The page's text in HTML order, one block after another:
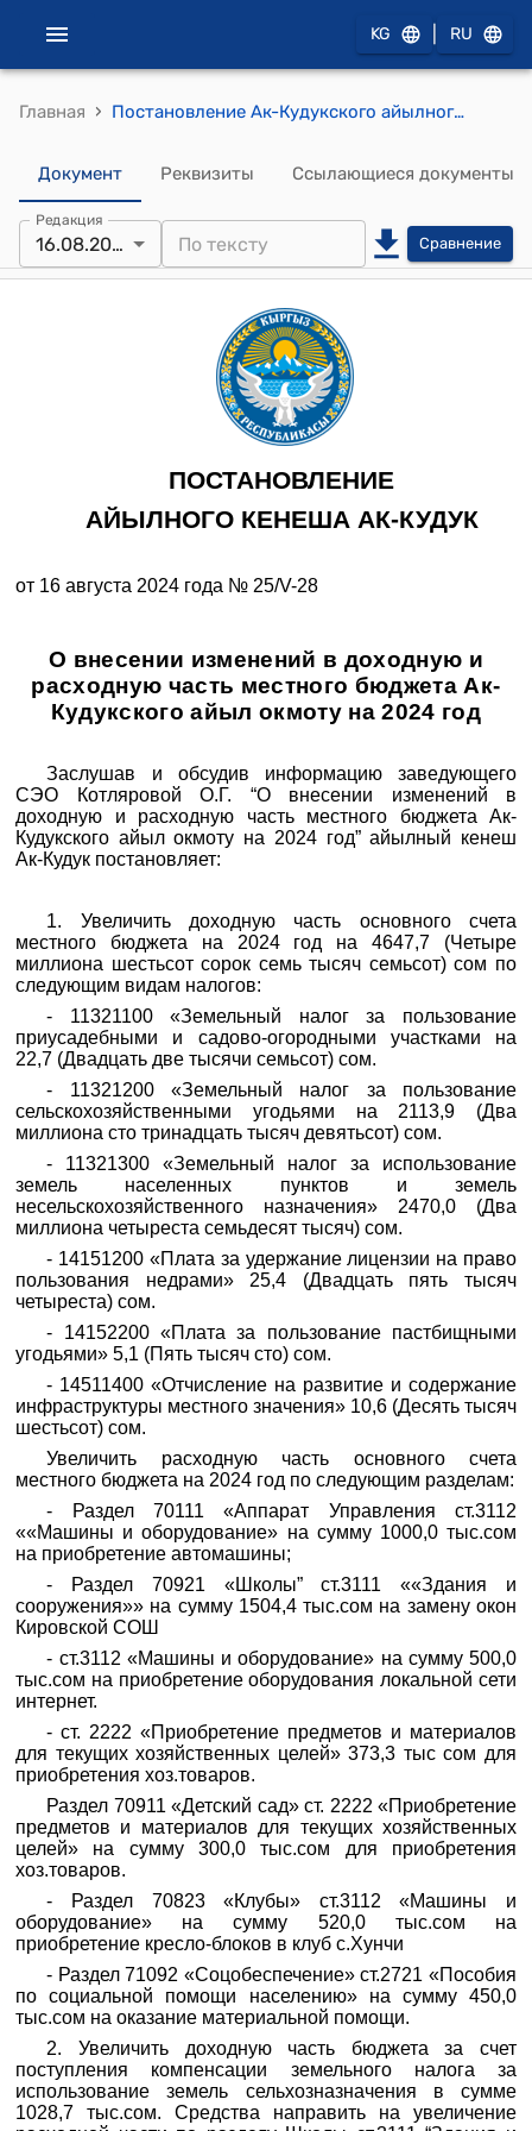
KG RU
Главная › Постановление Ак-Кудукского айылного кенеша от 16 августа 2024 года № 25/V-28 "О внесении изменений в доходную и расходную часть местного бюджета Ак-Кудукского айыл окмоту на 2024 год"
Документ Реквизиты Ссылающиеся документы
Редакция
16.08.2024 Сравнение